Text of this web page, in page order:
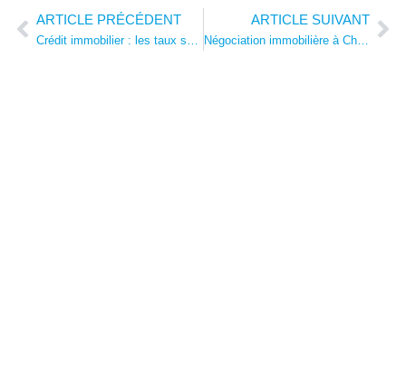
Prev
ARTICLE PRÉCÉDENT ARTICLE SUIVANT
Négociation immobilière à Châtenay-Malabry et Sceaux : maîtriser l’art de l’offre pertinente en 2025